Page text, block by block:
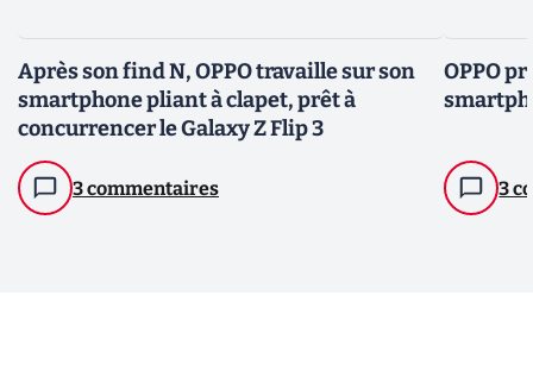
Après son find N, OPPO travaille sur son
smartphone pliant à clapet, prêt à
concurrencer le Galaxy Z Flip 3
3 commentaires
OPPO
3